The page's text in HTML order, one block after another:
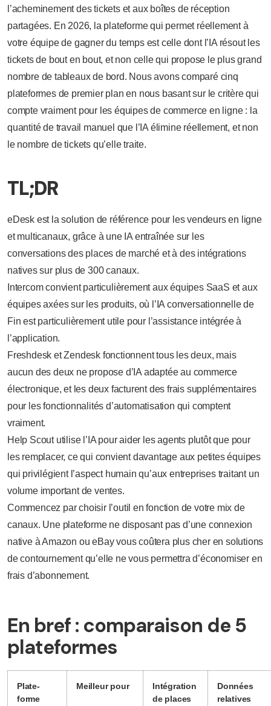
l’acheminement des tickets et aux boîtes de réception
partagées. En 2026, la plateforme qui permet réellement à
votre équipe de gagner du temps est celle dont l’IA résout les
tickets de bout en bout, et non celle qui propose le plus grand
nombre de tableaux de bord. Nous avons comparé cinq
plateformes de premier plan en nous basant sur le critère qui
compte vraiment pour les équipes de commerce en ligne : la
quantité de travail manuel que l’IA élimine réellement, et non
le nombre de tickets qu’elle traite.
TL;DR
eDesk est la solution de référence pour les vendeurs en ligne
et multicanaux, grâce à une IA entraînée sur les
conversations des places de marché et à des intégrations
natives sur plus de 300 canaux.
Intercom convient particulièrement aux équipes SaaS et aux
équipes axées sur les produits, où l’IA conversationnelle de
Fin est particulièrement utile pour l’assistance intégrée à
l’application.
Freshdesk et Zendesk fonctionnent tous les deux, mais
aucun des deux ne propose d’IA adaptée au commerce
électronique, et les deux facturent des frais supplémentaires
pour les fonctionnalités d’automatisation qui comptent
vraiment.
Help Scout utilise l’IA pour aider les agents plutôt que pour
les remplacer, ce qui convient davantage aux petites équipes
qui privilégient l’aspect humain qu’aux entreprises traitant un
volume important de ventes.
Commencez par choisir l’outil en fonction de votre mix de
canaux. Une plateforme ne disposant pas d’une connexion
native à Amazon ou eBay vous coûtera plus cher en solutions
de contournement qu’elle ne vous permettra d’économiser en
frais d’abonnement.
En bref : comparaison de 5
plateformes
Plate-
forme
Meilleur pour
Intégration
de places
Données
relatives